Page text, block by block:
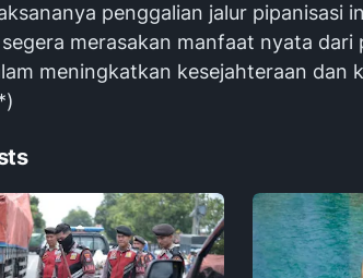
penggalian jalur pipanisasi
merasakan manfaat nyata dari
meningkatkan kesejahteraan dan